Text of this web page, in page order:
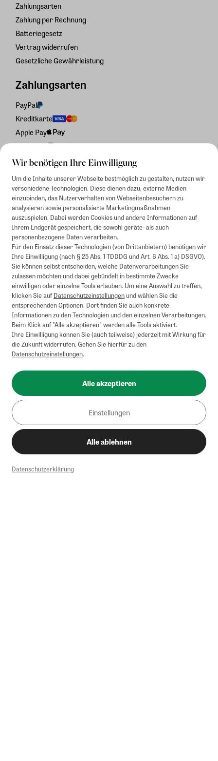
Wir benötigen Ihre Einwilligung
Um die Inhalte unserer Webseite bestmöglich zu gestalten, nutzen wir
verschiedene Technologien. Diese dienen dazu, externe Medien
einzubinden, das Nutzerverhalten von Webseitenbesuchern zu
analysieren sowie personalisierte Marketingmaßnahmen
auszuspielen. Dabei werden Cookies und andere Informationen auf
Ihrem Endgerät gespeichert, die sowohl geräte- als auch
personenbezogene Daten verarbeiten.
Für den Einsatz dieser Technologien (von Drittanbietern) benötigen wir
Ihre Einwilligung (nach § 25 Abs. 1 TDDDG und Art. 6 Abs. 1 a) DSGVO).
Sie können selbst entscheiden, welche Datenverarbeitungen Sie
zulassen möchten und dabei gebündelt in bestimmte Zwecke
einwilligen oder einzelne Tools erlauben. Um eine Auswahl zu treffen,
klicken Sie aufDatenschutzeinstellungenund wählen Sie die
entsprechenden Optionen. Dort finden Sie auch konkrete
Informationen zu den Technologien und den einzelnen Verarbeitungen.
Beim Klick auf "Alle akzeptieren" werden alle Tools aktiviert.
Ihre Einwilligung können Sie (auch teilweise) jederzeit mit Wirkung für
die Zukunft widerrufen. Gehen Sie hierfür zu den
Datenschutzeinstellungen.
Alle akzeptieren
Einstellungen
Alle ablehnen
Datenschutzerklärung
Zahlungsarten
Zahlung per Rechnung
Batteriegesetz
Vertrag widerrufen
Gesetzliche Gewährleistung
Zahlungsarten
PayPal
Kreditkarte
Apple Pay
Rechnung